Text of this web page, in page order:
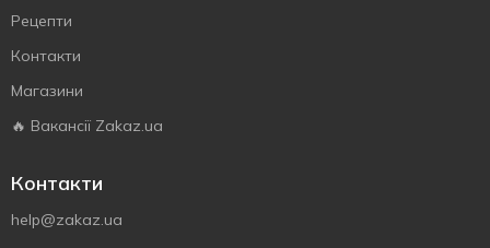
Рецепти
Контакти
Магазини
🔥 Вакансії Zakaz.ua
Контакти
help@zakaz.ua